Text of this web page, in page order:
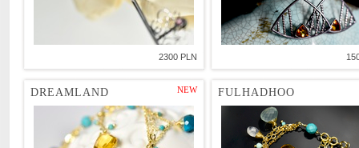
2300 PLN
DREAMLAND NEW FULHADHOO